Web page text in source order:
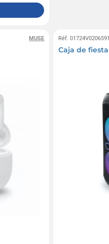
MUSE Réf. 01724V0206591
Caja de fiesta